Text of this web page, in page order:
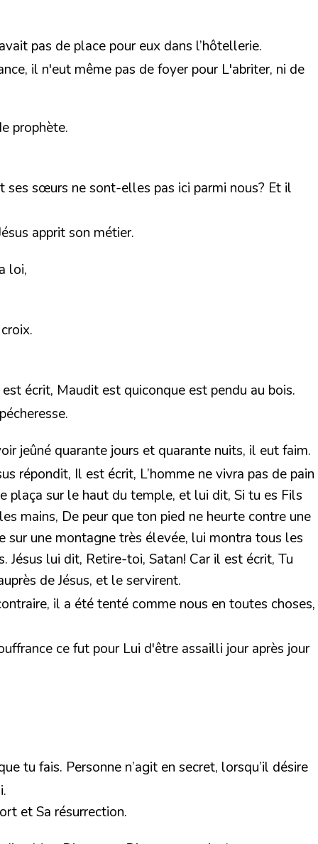
pas de place pour eux dans l’hôtellerie.
il n'eut même pas de foyer pour L'abriter, ni de
prophète.
ses sœurs ne sont-elles pas ici parmi nous? Et il
apprit son métier.
loi,
écrit, Maudit est quiconque est pendu au bois.
jeûné quarante jours et quarante nuits, il eut faim.
répondit, Il est écrit, L’homme ne vivra pas de pain
sur le haut du temple, et lui dit, Si tu es Fils
mains, De peur que ton pied ne heurte contre une
sur une montagne très élevée, lui montra tous les
Jésus lui dit, Retire-toi, Satan! Car il est écrit, Tu
de Jésus, et le servirent.
il a été tenté comme nous en toutes choses,
ce fut pour Lui d'être assailli jour après jour
tu fais. Personne n’agit en secret, lorsqu’il désire
et Sa résurrection.